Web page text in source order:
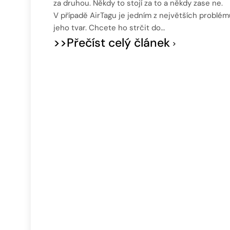
za druhou. Někdy to stojí za to a někdy zase ne.
V případě AirTagu je jedním z největších
jeho tvar. Chcete ho strčit do…
>>Přečíst celý článek